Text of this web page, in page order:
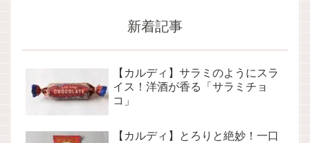
新着記事
【カルディ】サラミのようにスラ
イス！洋酒が香る「サラミチョ
コ」
【カルディ】とろりと絶妙！一口